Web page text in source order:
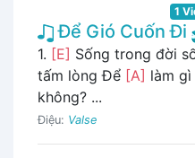
1
Để Gió Cuốn Đi
1. [E] Sống trong đời
tấm lòng Để [A] làm gì
không? ...
Điệu: Valse